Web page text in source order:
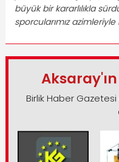
büyük bir kararlılıkla
sporcularımız
Aksaray'ın
Birlik Haber Gazetesi